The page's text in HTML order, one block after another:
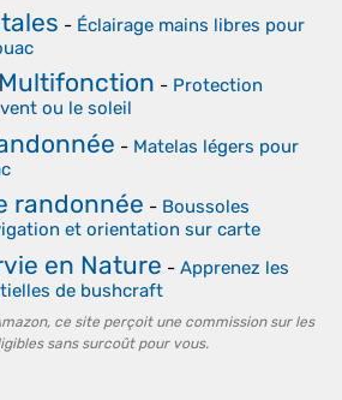
- Éclairage mains libres pour
- Protection
ou le soleil
- Matelas légers pour
randonnée - Boussoles
et orientation sur carte
en Nature - Apprenez les
de bushcraft
ce site perçoit une commission sur les
sans surcoût pour vous.